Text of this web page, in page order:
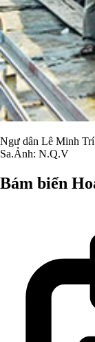
Ngư dân Lê Minh
Sa.Ảnh: N.Q.V
Bám biển